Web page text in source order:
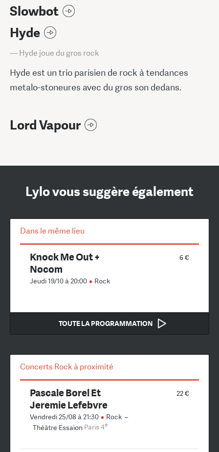
Slowbot
Hyde
— Hyde joue du gros rock
Hyde est un trio parisien de rock à tendances
metalo-stoneures avec du gros son dedans.
Lord Vapour
Lylo vous suggère également
Dans le même lieu
6 €
Knock Me Out +
Nocom
Jeudi 19/10 à 20:00 Rock
TOUTE LA PROGRAMMATION
Concerts Rock à proximité
22 €
Pascale Borel Et
Jeremie Lefebvre
Vendredi 25/08 à 21:30 Rock –
Théâtre Essaïon Paris 4e